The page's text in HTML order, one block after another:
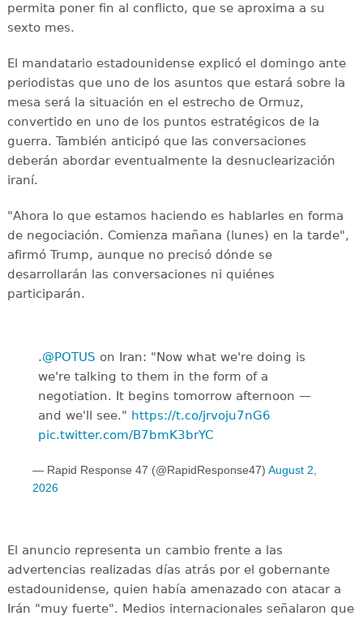
permita poner fin al conflicto, que se aproxima a su
sexto mes.
El mandatario estadounidense explicó el domingo ante
periodistas que uno de los asuntos que estará sobre la
mesa será la situación en el estrecho de Ormuz,
convertido en uno de los puntos estratégicos de la
guerra. También anticipó que las conversaciones
deberán abordar eventualmente la desnuclearización
iraní.
"Ahora lo que estamos haciendo es hablarles en forma
de negociación. Comienza mañana (lunes) en la tarde",
afirmó Trump, aunque no precisó dónde se
desarrollarán las conversaciones ni quiénes
participarán.
.@POTUS on Iran: "Now what we're doing is
we're talking to them in the form of a
negotiation. It begins tomorrow afternoon —
and we'll see." https://t.co/jrvoju7nG6
pic.twitter.com/B7bmK3brYC
— Rapid Response 47 (@RapidResponse47) August 2,
2026
El anuncio representa un cambio frente a las
advertencias realizadas días atrás por el gobernante
estadounidense, quien había amenazado con atacar a
Irán "muy fuerte". Medios internacionales señalaron que